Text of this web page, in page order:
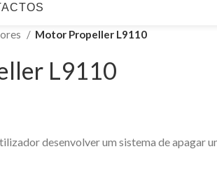
Motor Propeller L9110
L9110
desenvolver um sistema de apagar